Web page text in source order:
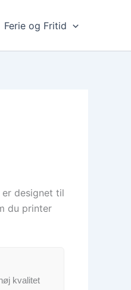
Ferie og Fritid
designet til
du printer
kvalitet